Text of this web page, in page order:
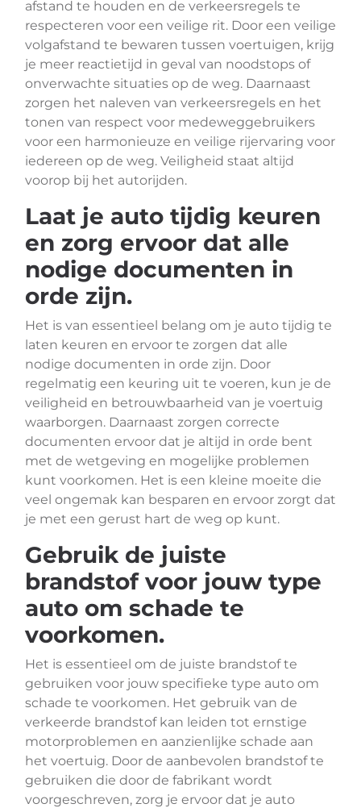
afstand te houden en de verkeersregels te
respecteren voor een veilige rit. Door een veilige
volgafstand te bewaren tussen voertuigen, krijg
je meer reactietijd in geval van noodstops of
onverwachte situaties op de weg. Daarnaast
zorgen het naleven van verkeersregels en het
tonen van respect voor medeweggebruikers
voor een harmonieuze en veilige rijervaring voor
iedereen op de weg. Veiligheid staat altijd
voorop bij het autorijden.
Laat je auto tijdig keuren
en zorg ervoor dat alle
nodige documenten in
orde zijn.
Het is van essentieel belang om je auto tijdig te
laten keuren en ervoor te zorgen dat alle
nodige documenten in orde zijn. Door
regelmatig een keuring uit te voeren, kun je de
veiligheid en betrouwbaarheid van je voertuig
waarborgen. Daarnaast zorgen correcte
documenten ervoor dat je altijd in orde bent
met de wetgeving en mogelijke problemen
kunt voorkomen. Het is een kleine moeite die
veel ongemak kan besparen en ervoor zorgt dat
je met een gerust hart de weg op kunt.
Gebruik de juiste
brandstof voor jouw type
auto om schade te
voorkomen.
Het is essentieel om de juiste brandstof te
gebruiken voor jouw specifieke type auto om
schade te voorkomen. Het gebruik van de
verkeerde brandstof kan leiden tot ernstige
motorproblemen en aanzienlijke schade aan
het voertuig. Door de aanbevolen brandstof te
gebruiken die door de fabrikant wordt
voorgeschreven, zorg je ervoor dat je auto